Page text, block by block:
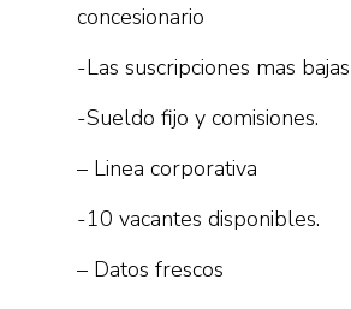
concesionario
-Las suscripciones mas bajas
-Sueldo fijo y comisiones.
– Linea corporativa
-10 vacantes disponibles.
– Datos frescos